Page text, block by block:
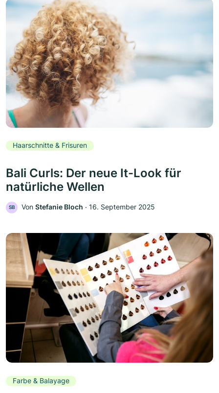
Haarschnitte & Frisuren
Bali Curls: Der neue It-Look für
natürliche Wellen
SB Von Stefanie Bloch ‧ 16. September 2025
Farbe & Balayage